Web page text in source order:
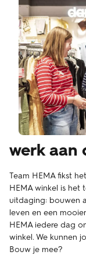
werk aan
Team HEMA fikst
HEMA winkel is het
uitdaging: bouwen
leven en een
HEMA iedere dag
winkel. We kunnen
Bouw je mee?